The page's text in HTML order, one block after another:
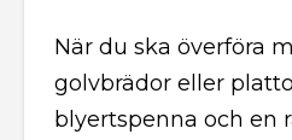
När du ska överföra
golvbrädor eller
blyertspenna och en